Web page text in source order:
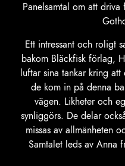
Panelsamtal om att
Ett intressant och roligt
bakom Bläckfisk förlag,
luftar sina tankar kring
de kom in på denna
vägen. Likheter och
synliggörs. De delar
missas av allmänheten
Samtalet leds av Anna